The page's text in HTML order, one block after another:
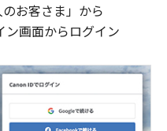
お客さま」から
ン画面からログイン